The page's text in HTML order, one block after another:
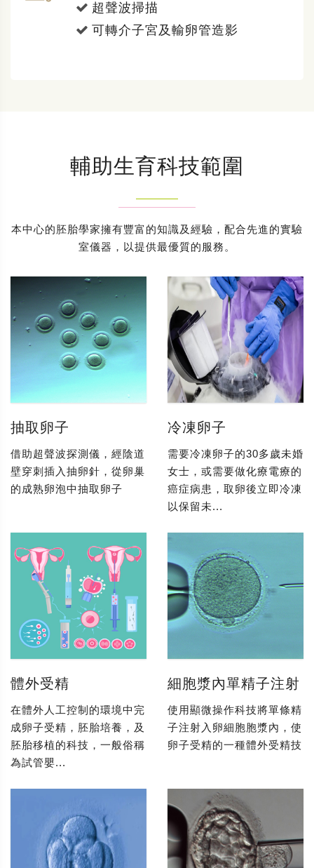
超聲波掃描
可轉介子宮及輸卵管造影
輔助生育科技範圍
本中心的胚胎學家擁有豐富的知識及經驗，配合先進的實驗
室儀器，以提供最優質的服務。
抽取卵子
借助超聲波探測儀，經陰道
壁穿刺插入抽卵針，從卵巢
的成熟卵泡中抽取卵子
冷凍卵子
需要冷凍卵子的30多歲未婚
女士，或需要做化療電療的
癌症病患，取卵後立即冷凍
以保留未...
體外受精
在體外人工控制的環境中完
成卵子受精，胚胎培養，及
胚胎移植的科技，一般俗稱
為試管嬰...
細胞漿內單精子注射
使用顯微操作科技將單條精
子注射入卵細胞胞漿內，使
卵子受精的一種體外受精技